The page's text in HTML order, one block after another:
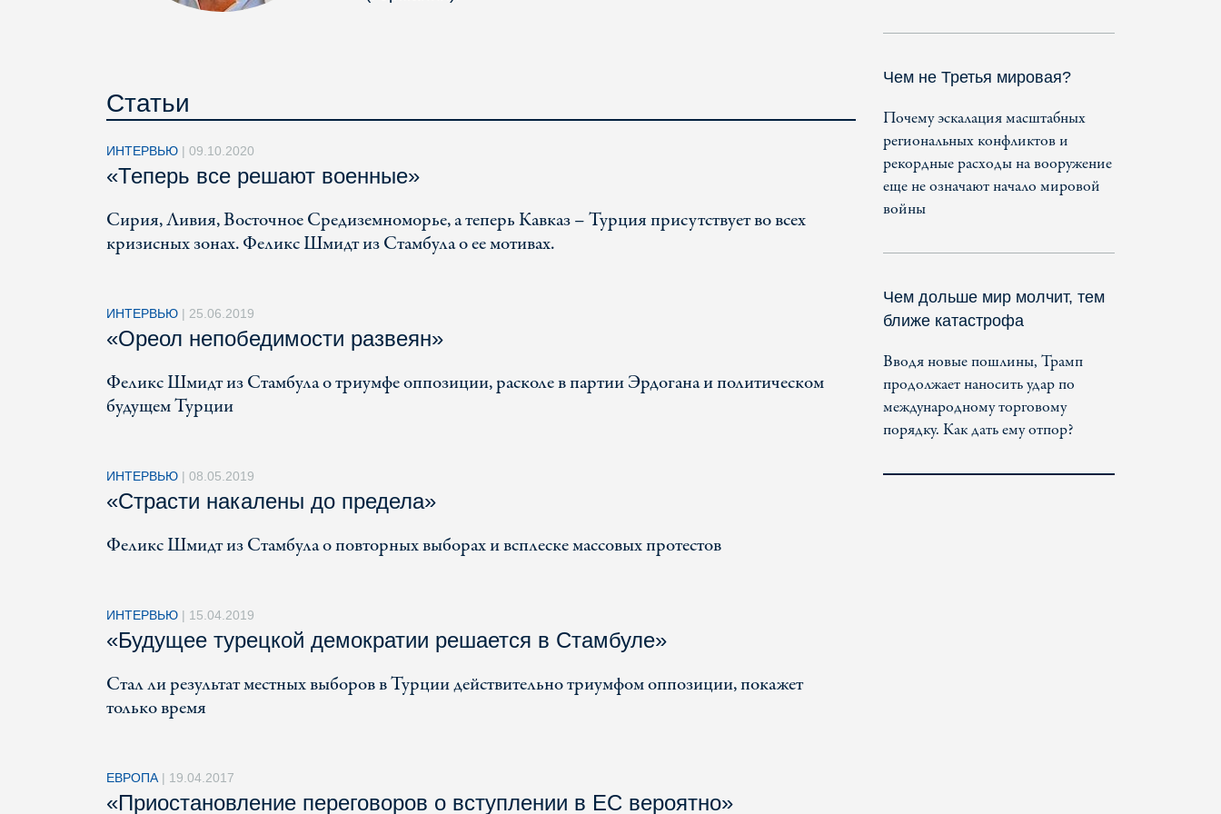
Статьи
ИНТЕРВЬЮ | 09.10.2020
«Теперь все решают военные»
Сирия, Ливия, Восточное Средиземноморье, а теперь Кавказ – Турция присутствует во всех
кризисных зонах. Феликс Шмидт из Стамбула о ее мотивах.
ИНТЕРВЬЮ | 25.06.2019
«Ореол непобедимости развеян»
Феликс Шмидт из Стамбула о триумфе оппозиции, расколе в партии Эрдогана и политическом
будущем Турции
ИНТЕРВЬЮ | 08.05.2019
«Страсти накалены до предела»
Феликс Шмидт из Стамбула о повторных выборах и всплеске массовых протестов
ИНТЕРВЬЮ | 15.04.2019
«Будущее турецкой демократии решается в Стамбуле»
Стал ли результат местных выборов в Турции действительно триумфом оппозиции, покажет
только время
ЕВРОПА | 19.04.2017
«Приостановление переговоров о вступлении в ЕС вероятно»
Чем не Третья мировая?
Почему эскалация масштабных
региональных конфликтов и
рекордные расходы на вооружение
еще не означают начало мировой
войны
Чем дольше мир молчит, тем
ближе катастрофа
Вводя новые пошлины, Трамп
продолжает наносить удар по
международному торговому
порядку. Как дать ему отпор?